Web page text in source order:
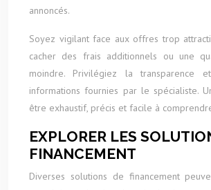
annoncés.
Soyez vigilant face aux offres trop
cacher des frais additionnels ou une
moindre. Privilégiez la transparence
informations fournies par le spécialiste.
être exhaustif, précis et facile à
EXPLORER LES
FINANCEMENT
Diverses solutions de financement